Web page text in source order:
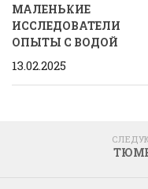
МАЛЕНЬКИЕ
ИССЛЕДОВАТЕЛИ
ОПЫТЫ С ВОДОЙ
13.02.2025